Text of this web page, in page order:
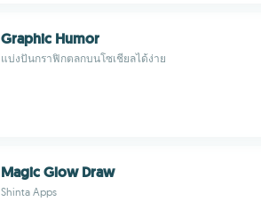
Graphic Humor
แบ่งปันกราฟิกตลกบนโซเชียลได้ง่าย
Magic Glow Draw
Shinta Apps